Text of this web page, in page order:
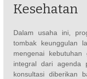
Kesehatan
Dalam usaha ini,
tombak keunggulan
mengenai
integral dari agenda
konsultasi diberikan